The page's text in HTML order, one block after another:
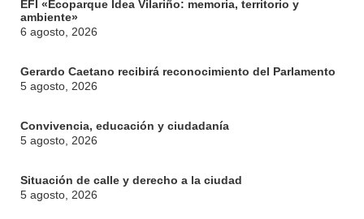
EFI «Ecoparque Idea Vilariño: memoria, territorio y
ambiente»
6 agosto, 2026
Gerardo Caetano recibirá reconocimiento del Parlamento
5 agosto, 2026
Convivencia, educación y ciudadanía
5 agosto, 2026
Situación de calle y derecho a la ciudad
5 agosto, 2026